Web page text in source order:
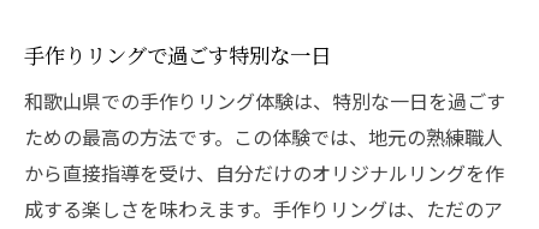
手作りリングで過ごす特別な一日
和歌山県での手作りリング体験は、特別な一日を過ごす
ための最高の方法です。この体験では、地元の熟練職人
から直接指導を受け、自分だけのオリジナルリングを作
成する楽しさを味わえます。手作りリングは、ただのア